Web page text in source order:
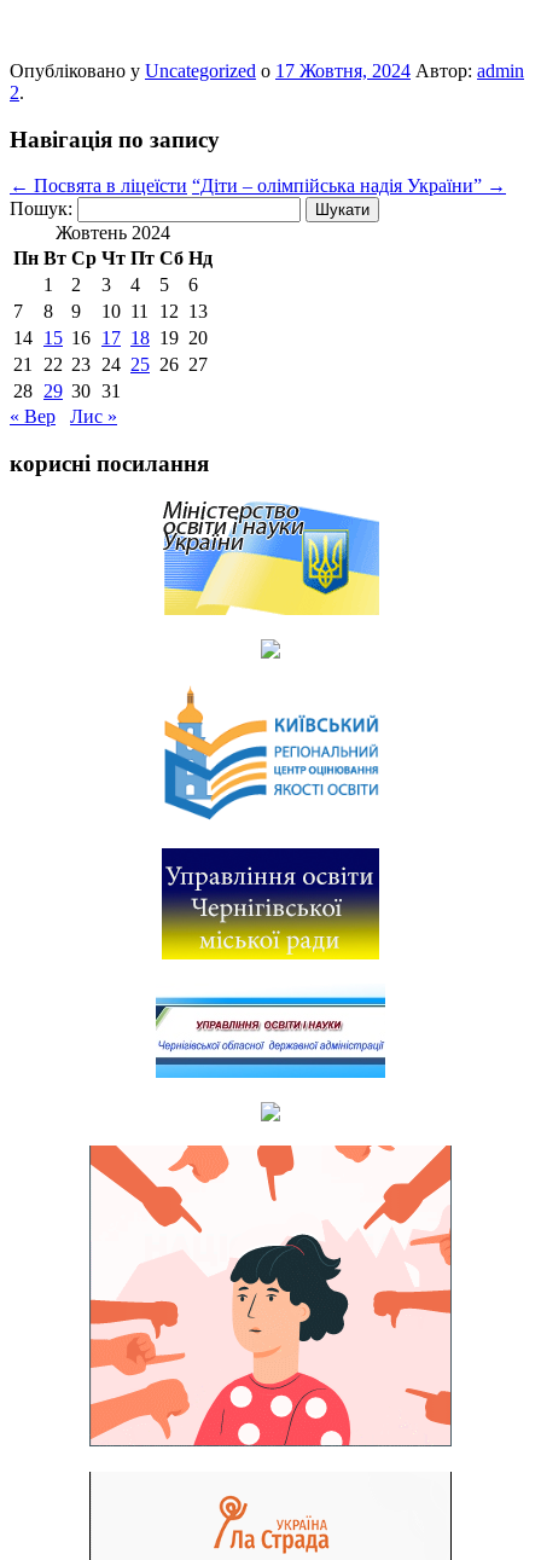
Опубліковано у Uncategorized о 17 Жовтня, 2024 Автор: admin
2.
Навігація по запису
← Посвята в ліцеїсти “Діти – олімпійська надія України” →
Пошук:
Жовтень 2024
Пн Вт Ср Чт Пт Сб Нд
1
2 3 4 5
6
7
8 9 10 11 12 13
14 15 16 17 18 19 20
21
22 23 24 25 26 27
28 29 30 31
« Вер
Лис »
корисні посилання